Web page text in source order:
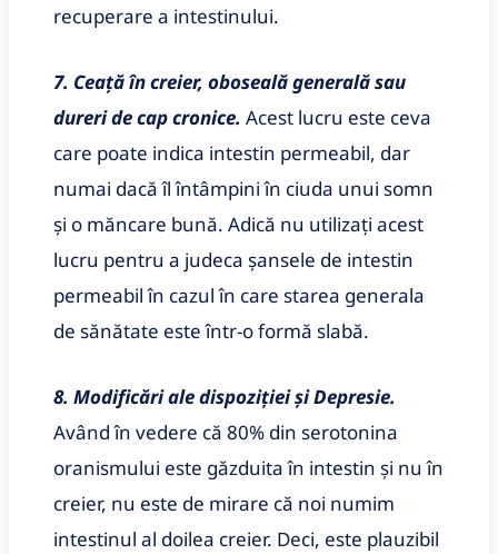
recuperare a intestinului.
7. Ceață în creier, oboseală generală sau
dureri de cap cronice. Acest lucru este ceva
care poate indica intestin permeabil, dar
numai dacă îl întâmpini în ciuda unui somn
și o măncare bună. Adică nu utilizați acest
lucru pentru a judeca șansele de intestin
permeabil în cazul în care starea generala
de sănătate este într-o formă slabă.
8. Modificări ale dispoziției și Depresie.
Având în vedere că 80% din serotonina
oranismului este găzduita în intestin și nu în
creier, nu este de mirare că noi numim
intestinul al doilea creier. Deci, este plauzibil